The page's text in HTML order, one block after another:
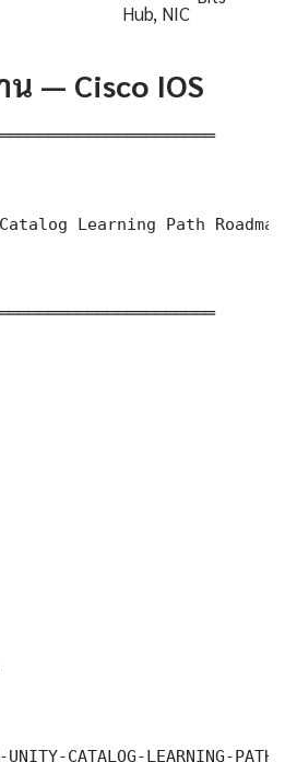
Hub, NIC
— Cisco IOS
Learning Path
CATALOG-LEARNING-PATH-